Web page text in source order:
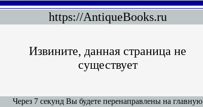
https://AntiqueBooks.ru
Извините, данная страница не
существует
Через 7 секунд Вы будете перенаправлены на главную